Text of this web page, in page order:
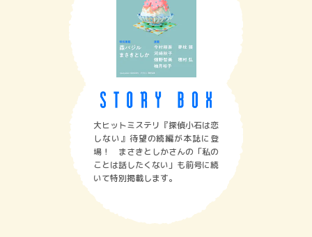
大ヒットミステリ『探偵小石は恋
しない』待望の続編が本誌に登
場！ まさきとしかさんの「私の
ことは話したくない」も前号に続
いて特別掲載します。